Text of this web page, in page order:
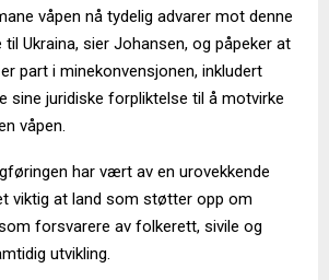
våpen nå tydelig advarer mot denne
Ukraina, sier Johansen, og påpeker at
part i minekonvensjonen, inkludert
sine juridiske forpliktelse til å motvirke
våpen.
har vært av en urovekkende
viktig at land som støtter opp om
forsvarere av folkerett, sivile og
utvikling.